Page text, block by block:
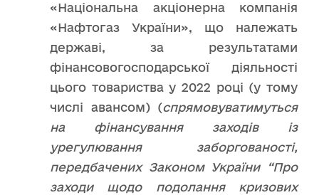
«Національна акціонерна компанія
«Нафтогаз України», що належать
державі, за результатами
фінансовогосподарської діяльності
цього товариства у 2022 році (у тому
числі авансом) (спрямовуватимуться
на фінансування заходів із
урегулювання заборгованості,
передбачених Законом України “Про
заходи щодо подолання кризових